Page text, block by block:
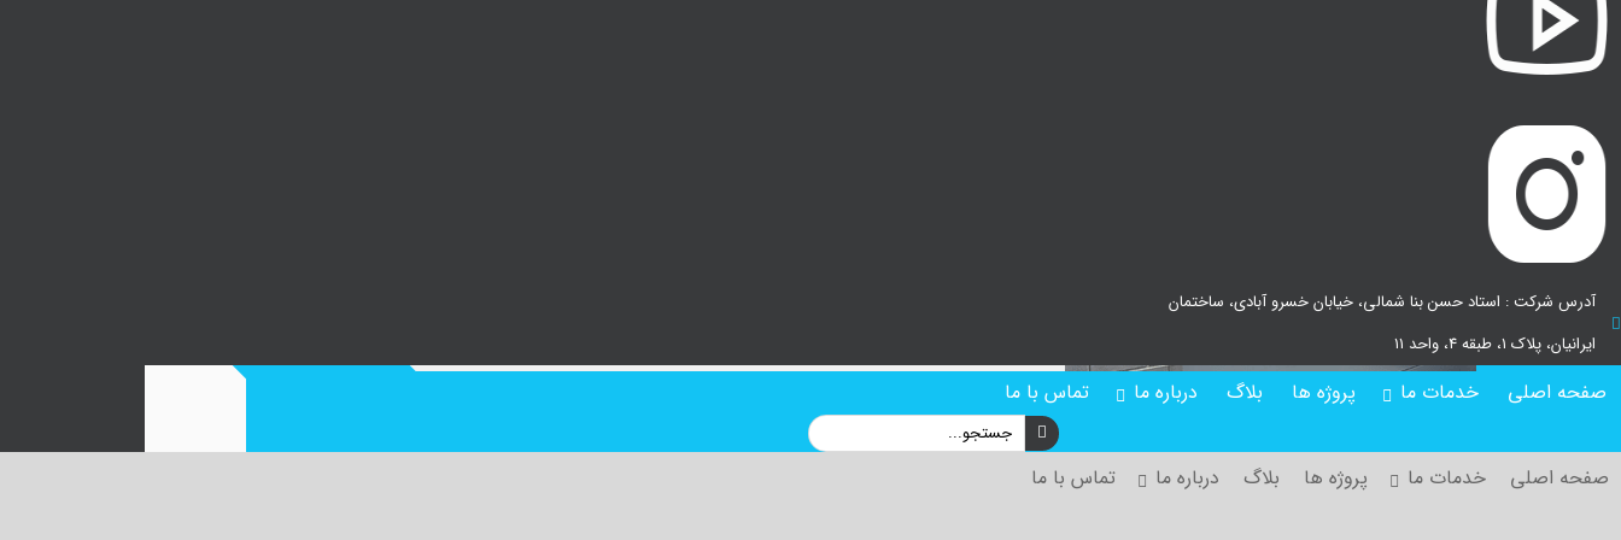
آدرس شرکت : استاد حسن بنا شمالی، خیابان خسرو آبادی، ساختمان
ایرانیان، پلاک ۱، طبقه ۴، واحد ۱۱
صفحه اصلی خدمات ما پروژه ها بلاگ درباره ما تماس با ما
صفحه اصلی خدمات ما پروژه ها بلاگ درباره ما تماس با ما
استفاده در مراکز آتش نشانی
تماس با ما